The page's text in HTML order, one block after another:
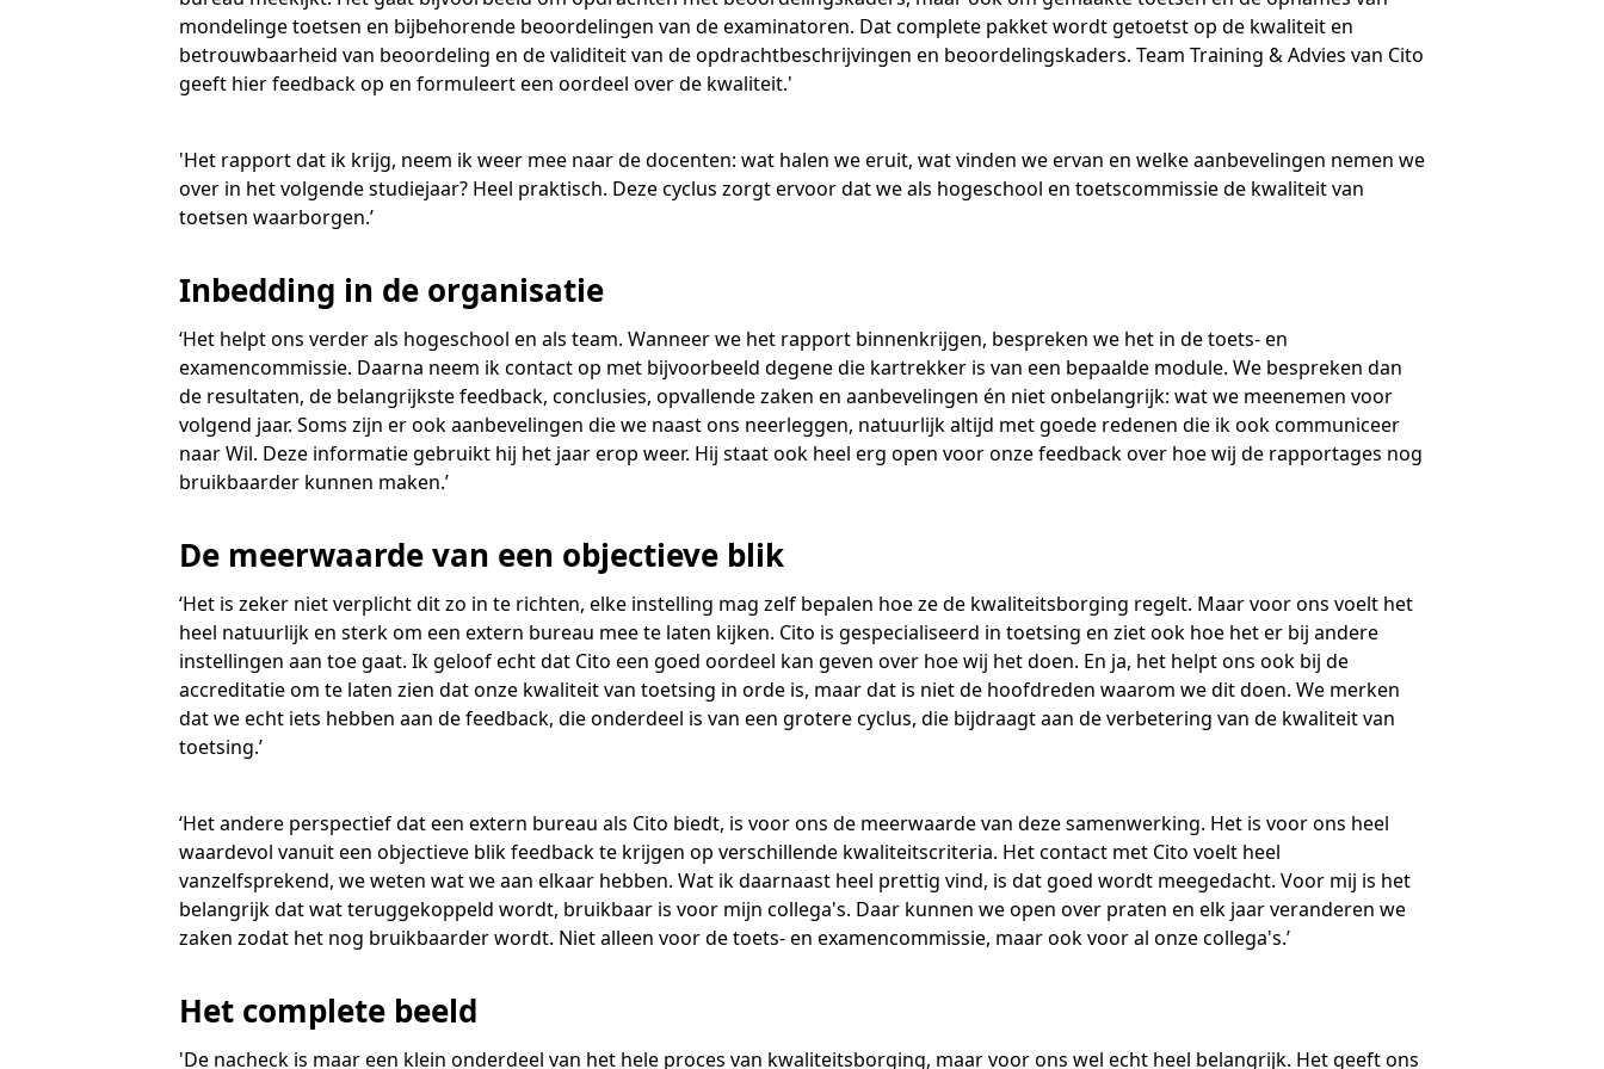
Snel naar
Bestellen
Jaarkalender
Ontmoet de Pure Pubers
Samen bouwen voor het vo
Nieuwsbrief Kijk- en luistertoetsen
Sociaal-emotionele ontwikkeling
Snel naar
Op de hoogte blijven
Snel naar
Training Beoordelen
Training Toetsdeskundige
Academische Woordenschattoets
Training & advies ho
Aanmelden nieuwsbrief ho
Basisexamen inburgering Buitenland
Alfabetisering
Alfa-toetsen ISK
Vakmanschap Warmtepomp
Vakmanschap Zonnestroom
NLQF kwalificatie
Zorg & welzijn
Willem-Jan van Gendt
Kim Hendriks-Cornelissen
Peter van den Berg
Wouter Roelofs
De leeropbrengst van toetsen
Werken bij Zzp-trainers gezocht
Collega's aan het woord
mondelinge toetsen en bijbehorende beoordelingen van de examinatoren. Dat complete pakket wordt getoetst op de kwaliteit en
betrouwbaarheid van beoordeling en de validiteit van de opdrachtbeschrijvingen en beoordelingskaders. Team Training & Advies van Cito
geeft hier feedback op en formuleert een oordeel over de kwaliteit.'
'Het rapport dat ik krijg, neem ik weer mee naar de docenten: wat halen we eruit, wat vinden we ervan en welke aanbevelingen nemen we
over in het volgende studiejaar? Heel praktisch. Deze cyclus zorgt ervoor dat we als hogeschool en toetscommissie de kwaliteit van
toetsen waarborgen.’
Inbedding in de organisatie
‘Het helpt ons verder als hogeschool en als team. Wanneer we het rapport binnenkrijgen, bespreken we het in de toets- en
examencommissie. Daarna neem ik contact op met bijvoorbeeld degene die kartrekker is van een bepaalde module. We bespreken dan
de resultaten, de belangrijkste feedback, conclusies, opvallende zaken en aanbevelingen én niet onbelangrijk: wat we meenemen voor
volgend jaar. Soms zijn er ook aanbevelingen die we naast ons neerleggen, natuurlijk altijd met goede redenen die ik ook communiceer
naar Wil. Deze informatie gebruikt hij het jaar erop weer. Hij staat ook heel erg open voor onze feedback over hoe wij de rapportages nog
bruikbaarder kunnen maken.’
De meerwaarde van een objectieve blik
‘Het is zeker niet verplicht dit zo in te richten, elke instelling mag zelf bepalen hoe ze de kwaliteitsborging regelt. Maar voor ons voelt het
heel natuurlijk en sterk om een extern bureau mee te laten kijken. Cito is gespecialiseerd in toetsing en ziet ook hoe het er bij andere
instellingen aan toe gaat. Ik geloof echt dat Cito een goed oordeel kan geven over hoe wij het doen. En ja, het helpt ons ook bij de
accreditatie om te laten zien dat onze kwaliteit van toetsing in orde is, maar dat is niet de hoofdreden waarom we dit doen. We merken
dat we echt iets hebben aan de feedback, die onderdeel is van een grotere cyclus, die bijdraagt aan de verbetering van de kwaliteit van
toetsing.’
‘Het andere perspectief dat een extern bureau als Cito biedt, is voor ons de meerwaarde van deze samenwerking. Het is voor ons heel
waardevol vanuit een objectieve blik feedback te krijgen op verschillende kwaliteitscriteria. Het contact met Cito voelt heel
vanzelfsprekend, we weten wat we aan elkaar hebben. Wat ik daarnaast heel prettig vind, is dat goed wordt meegedacht. Voor mij is het
belangrijk dat wat teruggekoppeld wordt, bruikbaar is voor mijn collega's. Daar kunnen we open over praten en elk jaar veranderen we
zaken zodat het nog bruikbaarder wordt. Niet alleen voor de toets- en examencommissie, maar ook voor al onze collega's.’
Het complete beeld
'De nacheck is maar een klein onderdeel van het hele proces van kwaliteitsborging, maar voor ons wel echt heel belangrijk. Het geeft ons